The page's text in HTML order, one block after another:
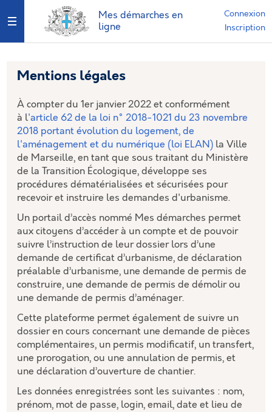
Mes démarches en
ligne
Connexion
Inscription
Ouvrir le menu
Mentions légales
À compter du 1er janvier 2022 et conformément
à l'article 62 de la loi n° 2018-1021 du 23 novembre
2018 portant évolution du logement, de
l'aménagement et du numérique (loi ELAN) la Ville
de Marseille, en tant que sous traitant du Ministère
de la Transition Écologique, développe ses
procédures dématérialisées et sécurisées pour
recevoir et instruire les demandes d'urbanisme.
Un portail d’accès nommé Mes démarches permet
aux citoyens d’accéder à un compte et de pouvoir
suivre l’instruction de leur dossier lors d’une
demande de certificat d’urbanisme, de déclaration
préalable d’urbanisme, une demande de permis de
construire, une demande de permis de démolir ou
une demande de permis d’aménager.
Cette plateforme permet également de suivre un
dossier en cours concernant une demande de pièces
complémentaires, un permis modificatif, un transfert,
une prorogation, ou une annulation de permis, et
une déclaration d’ouverture de chantier.
Les données enregistrées sont les suivantes : nom,
prénom, mot de passe, login, email, date et lieu de